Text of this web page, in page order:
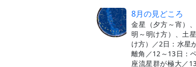
8月の見どころ
金星（夕方～宵）
明～明け方）、土
け方）／2日：水星
離角／12～13日：
座流星群が極大／